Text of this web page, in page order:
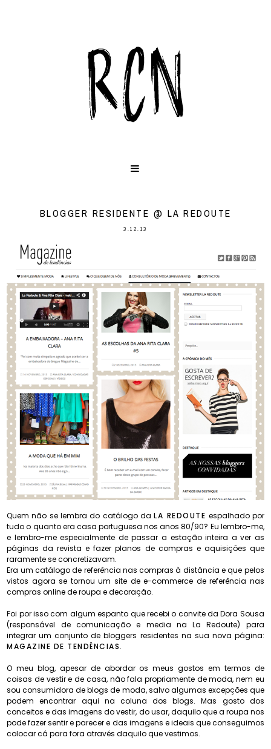
BLOGGER RESIDENTE @ LA REDOUTE
3.12.13
Quem não se lembra do catálogo daLA REDOUTE espalhado por
tudo o quanto era casa portuguesa nos anos 80/90? Eu lembro-me,
e lembro-me especialmente de passar a estação inteira a ver as
páginas da revista e fazer planos de compras e aquisições que
raramente se concretizavam.
Era um catálogo de referência nas compras à distância e que pelos
vistos agora se tornou um site de e-commerce de referência nas
compras online de roupa e decoração.
Foi por isso com algum espanto que recebi o convite da Dora Sousa
(responsável de comunicação e media na La Redoute) para
integrar um conjunto de bloggers residentes na sua nova página:
MAGAZINE DE TENDÊNCIAS.
O meu blog, apesar de abordar os meus gostos em termos de
coisas de vestir e de casa, não fala propriamente de moda, nem eu
sou consumidora de blogs de moda, salvo algumas excepções que
podem encontrar aqui na coluna dos blogs. Mas gosto dos
conceitos e das imagens do vestir, do usar, daquilo que a roupa nos
pode fazer sentir e parecer e das imagens e ideais que conseguimos
colocar cá para fora através daquilo que vestimos.